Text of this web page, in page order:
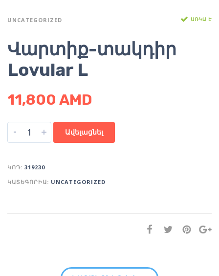
UNCATEGORIZED ԱՌԿԱ Է
Վարտիք-տակդիր
Lovular L
11,800 AMD
- + Ավելացնել
ԿՈԴ: 319230
ԿԱՏԵԳՈՐԻԱ: UNCATEGORIZED